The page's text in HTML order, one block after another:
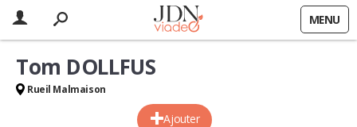
MENU
Ajouter
Tom DOLLFUS
Rueil Malmaison